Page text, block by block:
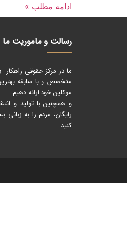
ادامه مطلب »
رسالت و ماموریت ما
ما در مرکز حقوقی راهکار
متخصص و با سابقه
موکلین خود ارائه دهیم.
و همچنین با تولید و
رایگان، مردم را به
کنید.